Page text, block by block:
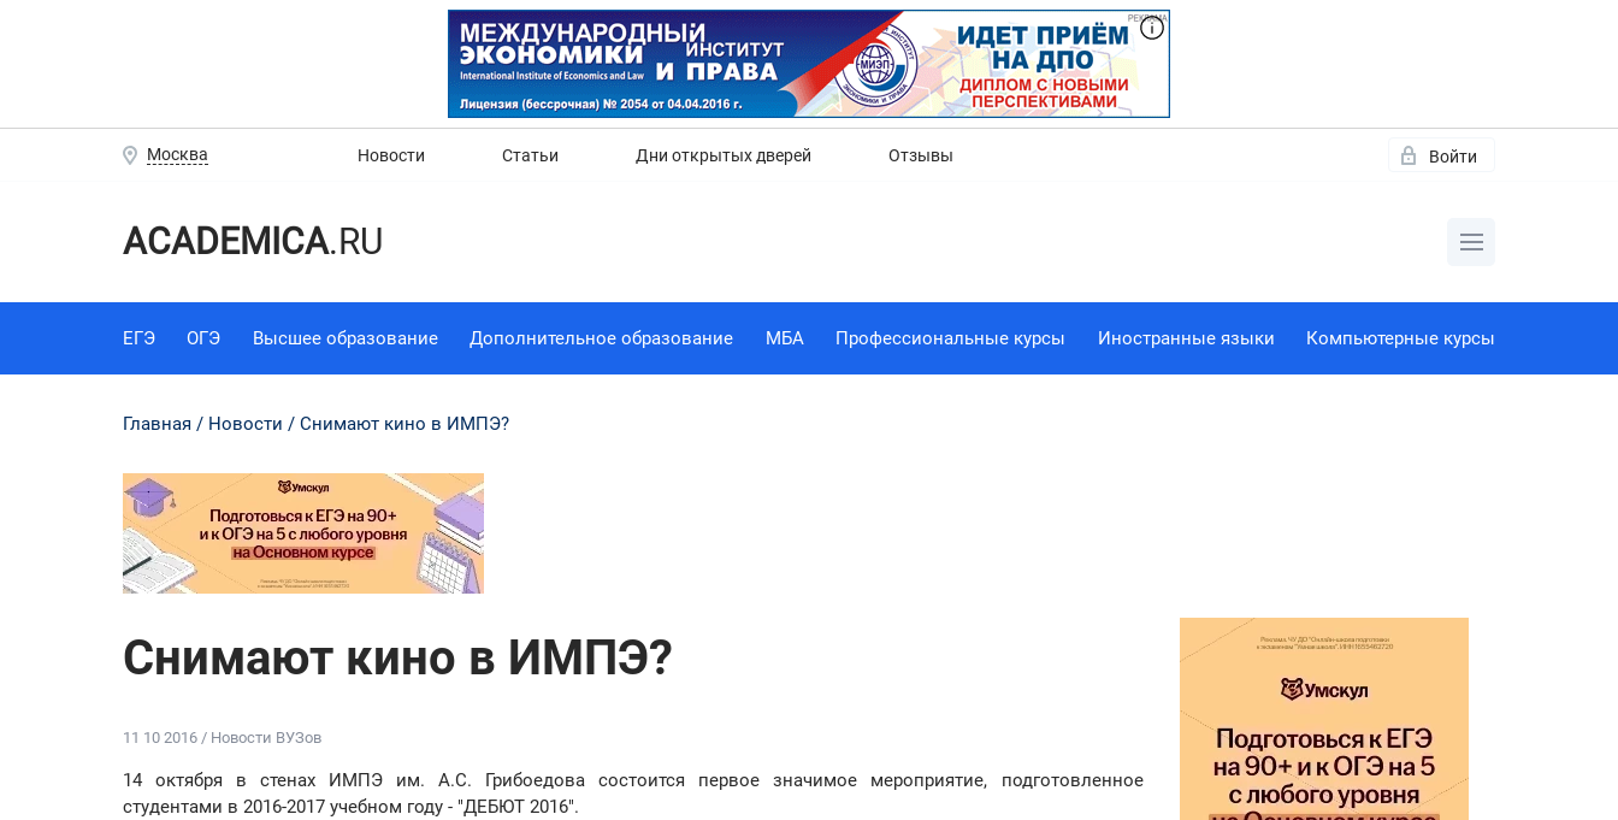
Москва Новости Статьи Дни открытых дверей Отзывы Войти
ACADEMICA.RU
ЕГЭ ОГЭ Высшее образование Дополнительное образование МБА Профессиональные курсы Иностранные языки Компьютерные курсы
Главная Новости Снимают кино в ИМПЭ?
Снимают кино в ИМПЭ?
11 10 2016 / Новости ВУЗов
14 октября в стенах ИМПЭ им. А.С. Грибоедова состоится первое значимое мероприятие, подготовленное
студентами в 2016-2017 учебном году - "ДЕБЮТ 2016".
Нет